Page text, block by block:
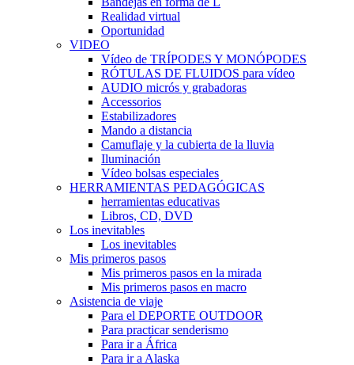
Realidad virtual
Oportunidad
VIDEO
Vídeo de TRÍPODES Y MONÓPODES
RÓTULAS DE FLUIDOS para vídeo
AUDIO micrós y grabadoras
Accessorios
Estabilizadores
Mando a distancia
Camuflaje y la cubierta de la lluvia
Iluminación
Vídeo bolsas especiales
HERRAMIENTAS PEDAGÓGICAS
herramientas educativas
Libros, CD, DVD
Los inevitables
Los inevitables
Mis primeros pasos
Mis primeros pasos en la mirada
Mis primeros pasos en macro
Asistencia de viaje
Para el DEPORTE OUTDOOR
Para practicar senderismo
Para ir a África
Para ir a Alaska